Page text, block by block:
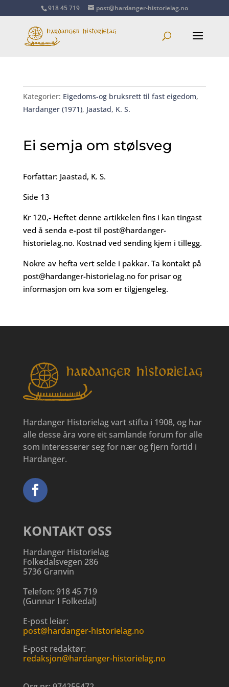
918 45 719 post@hardanger-historielag.no
Kategorier: Eigedoms-og bruksrett til fast eigedom,
Hardanger (1971), Jaastad, K. S.
Ei semja om stølsveg
Forfattar: Jaastad, K. S.
Side 13
Kr 120,- Heftet denne artikkelen fins i kan tingast
ved å senda e-post til post@hardanger-
historielag.no. Kostnad ved sending kjem i tillegg.
Nokre av hefta vert selde i pakkar. Ta kontakt på
post@hardanger-historielag.nofor prisar og
informasjon om kva som er tilgjengeleg.
Hardanger Historielag vart stifta i 1908, og har
alle desse åra vore eit samlande forum for alle
som interesserer seg for nær og fjern fortid i
Hardanger.
KONTAKT OSS
Hardanger Historielag
Folkedalsvegen 286
5736 Granvin
Telefon: 918 45 719
(Gunnar I Folkedal)
E-post leiar:
post@hardanger-historielag.no
E-post redaktør:
redaksjon@hardanger-historielag.no